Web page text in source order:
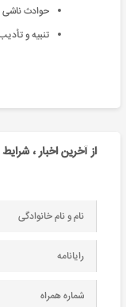
حوادث ناشی
تنبیه و
از آخرین اخبار ،